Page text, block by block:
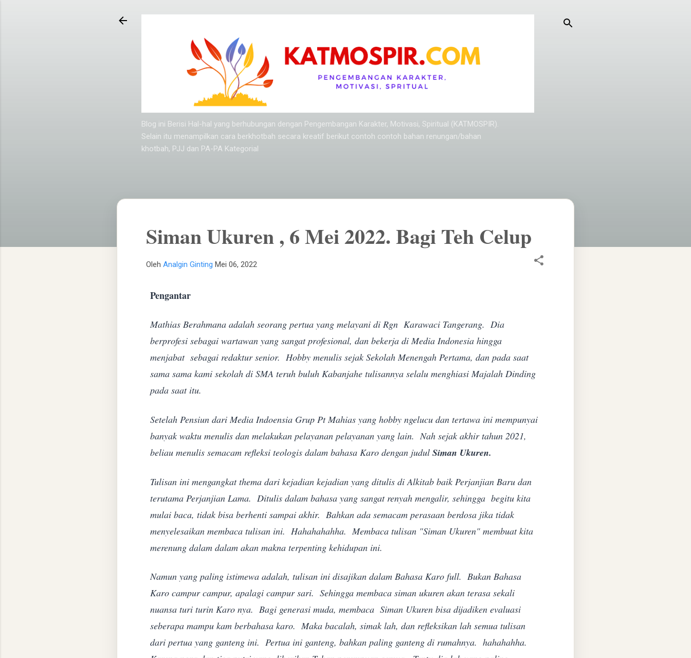
Langsung ke konten utama
Blog ini Berisi Hal-hal yang berhubungan dengan Pengembangan Karakter, Motivasi, Spiritual (KATMOSPIR).
Selain itu menampilkan cara berkhotbah secara kreatif berikut contoh contoh bahan renungan/bahan
khotbah, PJJ dan PA-PA Kategorial
Siman Ukuren , 6 Mei 2022. Bagi Teh Celup
Oleh Analgin Ginting Mei 06, 2022
Pengantar
Mathias Berahmana adalah seorang pertua yang melayani di Rgn Karawaci Tangerang. Dia
berprofesi sebagai wartawan yang sangat profesional, dan bekerja di Media Indonesia hingga
menjabat sebagai redaktur senior. Hobby menulis sejak Sekolah Menengah Pertama, dan pada saat
sama sama kami sekolah di SMA teruh buluh Kabanjahe tulisannya selalu menghiasi Majalah Dinding
pada saat itu.
Setelah Pensiun dari Media Indoensia Grup Pt Mahias yang hobby ngelucu dan tertawa ini mempunyai
banyak waktu menulis dan melakukan pelayanan pelayanan yang lain. Nah sejak akhir tahun 2021,
beliau menulis semacam refleksi teologis dalam bahasa Karo dengan judul Siman Ukuren.
Tulisan ini mengangkat thema dari kejadian kejadian yang ditulis di Alkitab baik Perjanjian Baru dan
terutama Perjanjian Lama. Ditulis dalam bahasa yang sangat renyah mengalir, sehingga begitu kita
mulai baca, tidak bisa berhenti sampai akhir. Bahkan ada semacam perasaan berdosa jika tidak
menyelesaikan membaca tulisan ini. Hahahahahha. Membaca tulisan "Siman Ukuren" membuat kita
merenung dalam dalam akan makna terpenting kehidupan ini.
Namun yang paling istimewa adalah, tulisan ini disajikan dalam Bahasa Karo full. Bukan Bahasa
Karo campur campur, apalagi campur sari. Sehingga membaca siman ukuren akan terasa sekali
nuansa turi turin Karo nya. Bagi generasi muda, membaca Siman Ukuren bisa dijadiken evaluasi
seberapa mampu kam berbahasa karo. Maka bacalah, simak lah, dan refleksikan lah semua tulisan
dari pertua yang ganteng ini. Pertua ini ganteng, bahkan paling ganteng di rumahnya. hahahahha.